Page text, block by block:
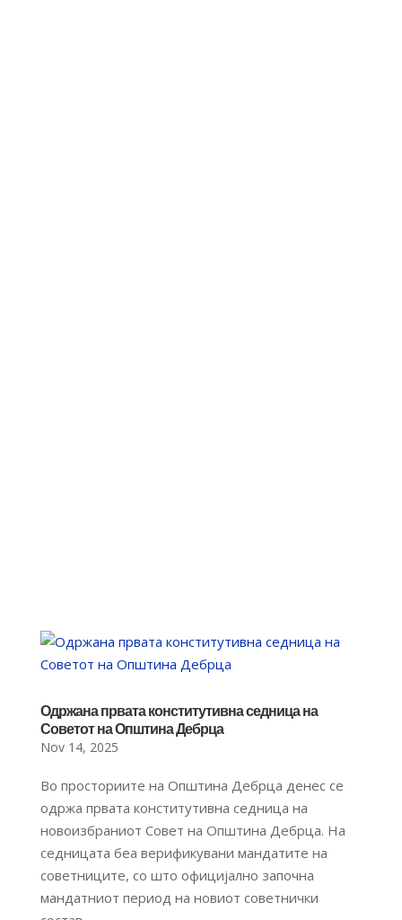
Одржана првата конститутивна седница на
Советот на Општина Дебрца
Nov 14, 2025
Во просториите на Општина Дебрца денес се
одржа првата конститутивна седница на
новоизбраниот Совет на Општина Дебрца. На
седницата беа верификувани мандатите на
советниците, со што официјално започна
мандатниот период на новиот советнички